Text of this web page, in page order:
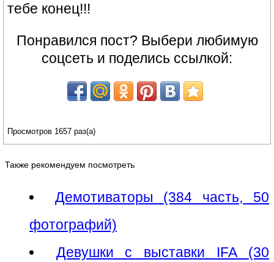
тебе конец!!!
Понравился пост? Выбери любимую
соцсеть и поделись ссылкой:
Просмотров 1657 раз(а)
Также рекомендуем посмотреть
Демотиваторы (384 часть, 50
фотографий)
Девушки с выставки IFA (30